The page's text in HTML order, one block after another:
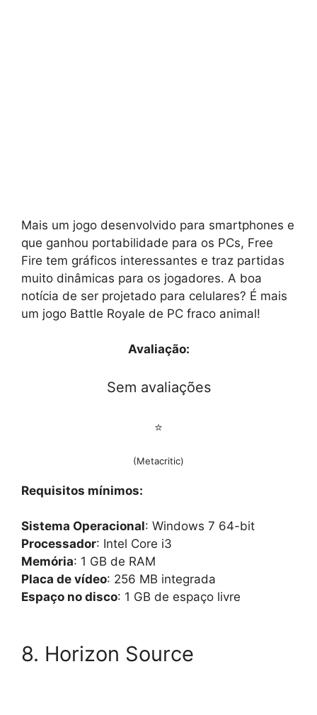
Mais um jogo desenvolvido para smartphones e
que ganhou portabilidade para os PCs, Free
Fire tem gráficos interessantes e traz partidas
muito dinâmicas para os jogadores. A boa
notícia de ser projetado para celulares? É mais
um jogo Battle Royale de PC fraco animal!
Avaliação:
Sem avaliações
⭐
(Metacritic)
Requisitos mínimos:
Sistema Operacional: Windows 7 64-bit
Processador: Intel Core i3
Memória: 1 GB de RAM
Placa de vídeo: 256 MB integrada
Espaço no disco: 1 GB de espaço livre
8. Horizon Source